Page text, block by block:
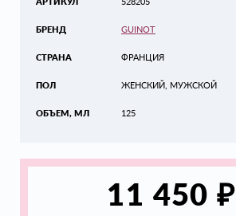
БРЕНД
СТРАНА
ПОЛ
ОБЪЕМ, МЛ
GUINOT
ФРАНЦИЯ
ЖЕНСКИЙ, МУЖСКОЙ
125
11 450₽